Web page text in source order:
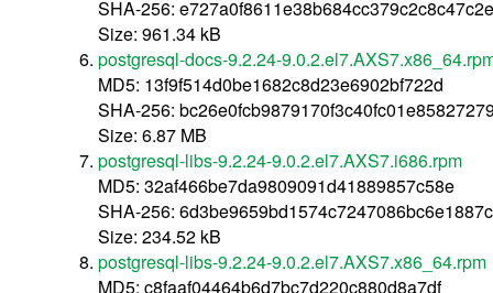
SHA-256:
Size: 961.34 kB
postgresql-docs-9.2.24-
MD5: 13f9f514d0be1682c8d23e6902bf722d
SHA-256:
Size: 6.87 MB
postgresql-libs-9.2.24-9.0.2.el7.AXS7.i686.rpm
MD5: 32af466be7da9809091d41889857c58e
SHA-256:
Size: 234.52 kB
postgresql-libs-9.2.24-9.0.2.el7.AXS7.x86_64.rpm
MD5: c8faaf04464b6d7bc7d220c880d8a7df